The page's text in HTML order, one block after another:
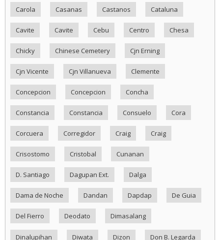
Carola Casanas Castanos Cataluna
Cavite Cavite Cebu Centro Chesa
Chicky Chinese Cemetery Cjn Erning
Cjn Vicente Cjn Villanueva Clemente
Concepcion Concepcion Concha
Constancia Constancia Consuelo Cora
Corcuera Corregidor Craig Craig
Crisostomo Cristobal Cunanan
D. Santiago Dagupan Ext. Dalga
Dama de Noche Dandan Dapdap De Guia
Del Fierro Deodato Dimasalang
Dinalupihan Diwata Dizon Don B. Legarda